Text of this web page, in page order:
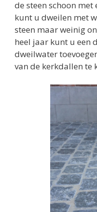
de steen schoon met
kunt u dweilen met
steen maar weinig
heel jaar kunt u een
dweilwater
van de kerkdallen te